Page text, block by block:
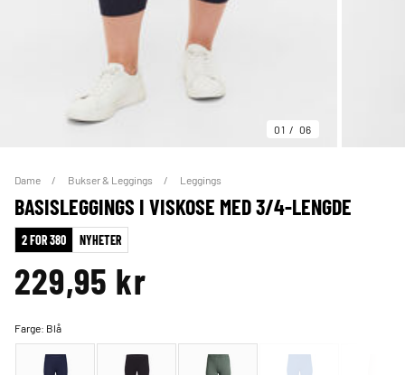
01 06
Dame Bukser & Leggings Leggings
BASISLEGGINGS I VISKOSE MED 3/4-LENGDE
2 FOR 380 NYHETER
229,95 kr
Farge: Blå